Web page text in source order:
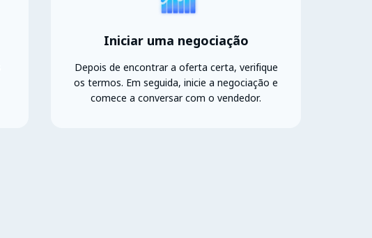
Iniciar uma negociação
Depois de encontrar a oferta certa, verifique
os termos. Em seguida, inicie a negociação e
comece a conversar com o vendedor.